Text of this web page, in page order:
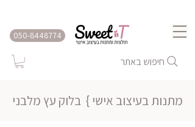
חיפוש באתר
050-8448774
מתנות בעיצוב אישי } בלוק עץ מלבני